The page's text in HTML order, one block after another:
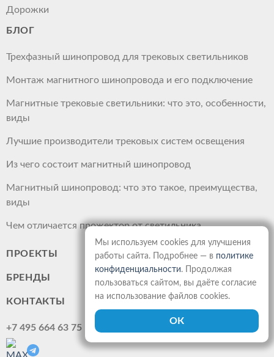
Дорожки
БЛОГ
Трехфазный шинопровод для трековых светильников
Монтаж магнитного шинопровода и его подключение
Магнитные трековые светильники: что это, особенности,
виды
Лучшие производители трековых систем освещения
Из чего состоит магнитный шинопровод
Магнитный шинопровод: что это такое, преимущества,
виды
Чем отличается прожектор от светильника
ПРОЕКТЫ
БРЕНДЫ
КОНТАКТЫ
+7 495 664 63 75
Мы используем cookies для улучшения
работы сайта. Подробнее — в политике
конфиденциальности. Продолжая
пользоваться сайтом, вы даёте согласие
на использование файлов cookies.